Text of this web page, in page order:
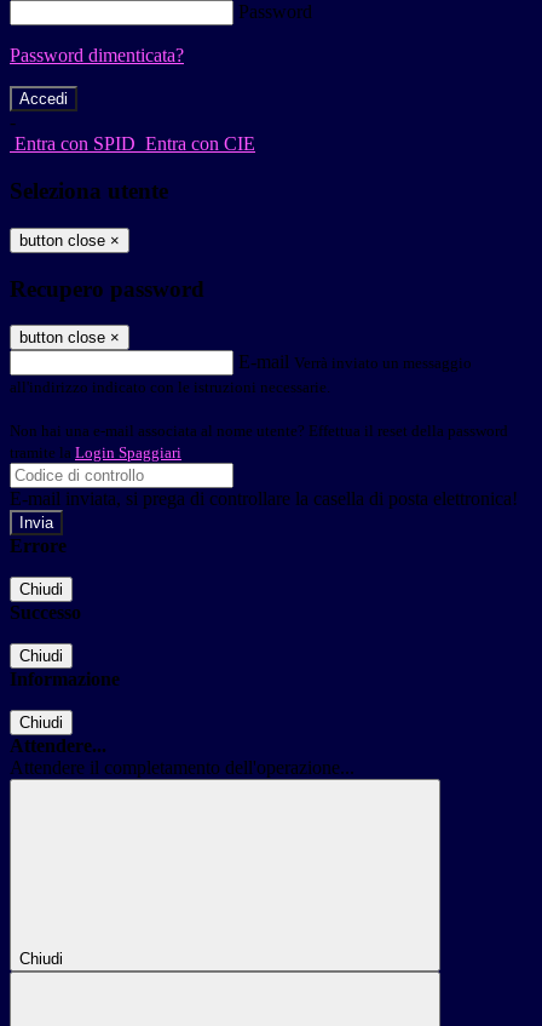
Password
Password dimenticata?
-
Entra con SPID Entra con CIE
Seleziona utente
button close ×
Recupero password
button close ×
E-mail Verrà inviato un messaggio
all'indirizzo indicato con le istruzioni necessarie.
Non hai una e-mail associata al nome utente? Effettua il reset della password
tramite la Login Spaggiari
E-mail inviata, si prega di controllare la casella di posta elettronica!
Errore
Chiudi
Successo
Chiudi
Informazione
Chiudi
Attendere...
Attendere il completamento dell'operazione...
Chiudi